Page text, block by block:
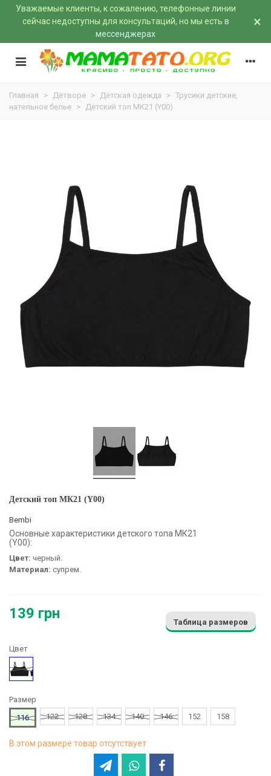
Уважаемые клиенты, к сожалению, телефонные линии
сейчас недоступны для консультаций, но мы есть в
мессенджерах
×
Главная > Детворе > Детская одежда > Трусики детские,
нательное белье > Детский топ МК21 (Y00)
Детский топ МК21 (Y00)
Bembi
Основные характеристики детского топа МК21
(Y00):
Цвет: черный.
Материал: супрем.
139 грн
Таблица размеров
Цвет
Черный
Размер
116
122 128 134 140 146 152 158
В этом размере товар отсутствует